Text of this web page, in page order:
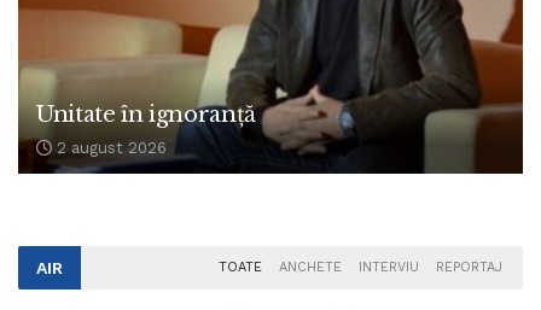
Unitate în ignoranță
2 august 2026
AIR TOATE ANCHETE INTERVIU REPORTAJ